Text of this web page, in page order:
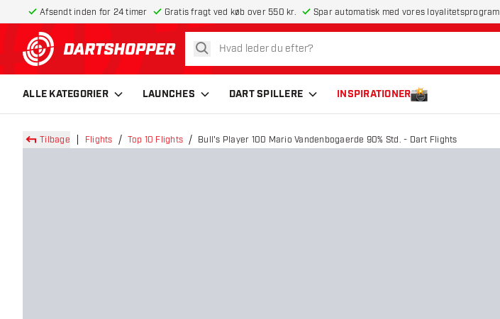
Afsendt inden for 24 timer Gratis fragt ved køb over 550 kr. Spar automatisk med vores loyalitetsprogram
tilbage til forsiden
søg
ALLE KATEGORIER LAUNCHES DART SPILLERE INSPIRATIONER
Tilbage Flights Top 10 Flights Bull's Player 100 Mario Vandenbogaerde 90% Std. - Dart Flights